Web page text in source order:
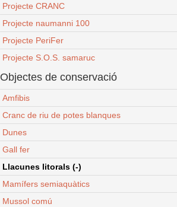
Projecte CRANC
Projecte naumanni 100
Projecte PeriFer
Projecte S.O.S. samaruc
Objectes de conservació
Amfibis
Cranc de riu de potes blanques
Dunes
Gall fer
Llacunes litorals (-)
Mamífers semiaquàtics
Mussol comú